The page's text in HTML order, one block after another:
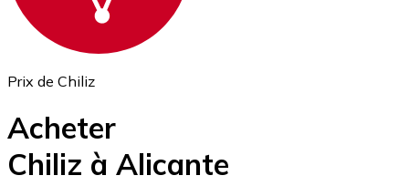
Prix de Chiliz
Acheter
Chiliz à Alicante